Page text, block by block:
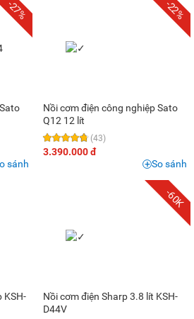
-27%
sánh
-22%
Nồi cơm điện công nghiệp Sato
Q12 12 lít
(43)
3.390.000 đ
So sánh
KSH-
-60K
Nồi cơm điện Sharp 3.8 lít KSH-
D44V